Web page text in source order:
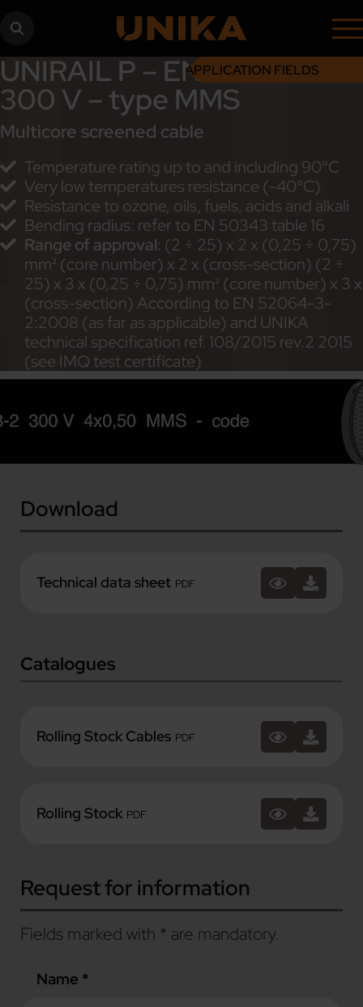
APPLICATION FIELDS
UNIRAIL P – EN 50264-3-2
300 V – type MMS
Multicore screened cable
Temperature rating up to and including 90°C
Very low temperatures resistance (-40°C)
Resistance to ozone, oils, fuels, acids and alkali
Bending radius: refer to EN 50343 table 16
Range of approval: (2 ÷ 25) x 2 x (0,25 ÷ 0,75)
mm² (core number) x 2 x (cross-section) (2 ÷
25) x 3 x (0,25 ÷ 0,75) mm² (core number) x 3 x
(cross-section) According to EN 52064-3-
2:2008 (as far as applicable) and UNIKA
technical specification ref. 108/2015 rev.2 2015
(see IMQ test certificate)
Download
Technical data sheet PDF
Catalogues
Rolling Stock Cables PDF
Rolling Stock PDF
Request for information
Fields marked with * are mandatory.
Name *